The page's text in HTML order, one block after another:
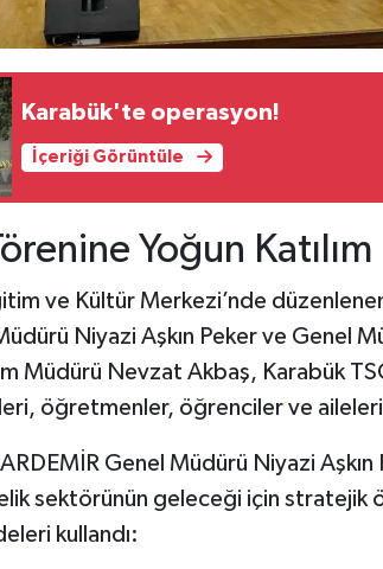
Karabük'te operasyon!
İçeriği Görüntüle
Yoğun Katılım
ve Kültür Merkezi’nde
Niyazi Aşkın Peker ve Genel
Müdürü Nevzat Akbaş, Karabük
öğretmenler, öğrenciler ve aileleri
Genel Müdürü Niyazi Aşkın
sektörünün geleceği için stratejik
kullandı: